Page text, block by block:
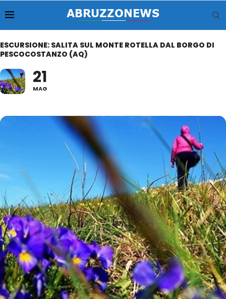
ESCURSIONE: SALITA SUL MONTE ROTELLA DAL BORGO DI
PESCOCOSTANZO (AQ)
21
MAG